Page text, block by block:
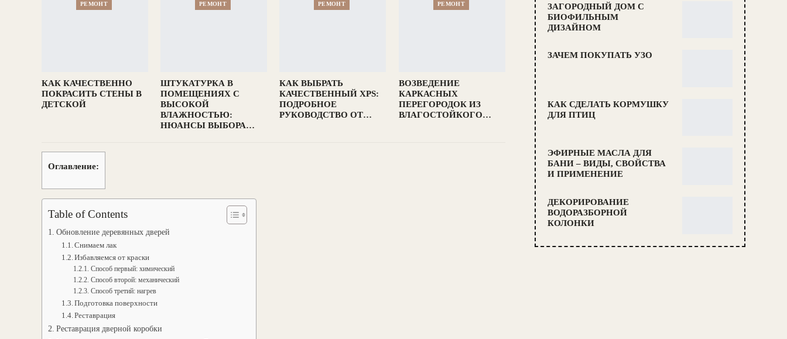
РЕМОНТ
КАК КАЧЕСТВЕННО
ПОКРАСИТЬ СТЕНЫ В
ДЕТСКОЙ
РЕМОНТ
ШТУКАТУРКА В
ПОМЕЩЕНИЯХ С
ВЫСОКОЙ
ВЛАЖНОСТЬЮ:
НЮАНСЫ ВЫБОРА…
РЕМОНТ
КАК ВЫБРАТЬ
КАЧЕСТВЕННЫЙ XPS:
ПОДРОБНОЕ
РУКОВОДСТВО ОТ…
РЕМОНТ
ВОЗВЕДЕНИЕ
КАРКАСНЫХ
ПЕРЕГОРОДОК ИЗ
ВЛАГОСТОЙКОГО…
Оглавление:
Table of Contents
Обновление деревянных дверей
Снимаем лак
Избавляемся от краски
Способ первый: химический
Способ второй: механический
Способ третий: нагрев
Подготовка поверхности
Реставрация
Реставрация дверной коробки
ЗАГОРОДНЫЙ ДОМ С
БИОФИЛЬНЫМ
ДИЗАЙНОМ
ЗАЧЕМ ПОКУПАТЬ УЗО
КАК СДЕЛАТЬ КОРМУШКУ
ДЛЯ ПТИЦ
ЭФИРНЫЕ МАСЛА ДЛЯ
БАНИ – ВИДЫ, СВОЙСТВА
И ПРИМЕНЕНИЕ
ДЕКОРИРОВАНИЕ
ВОДОРАЗБОРНОЙ
КОЛОНКИ